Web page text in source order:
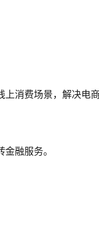
消费场景，解决电商
融服务。